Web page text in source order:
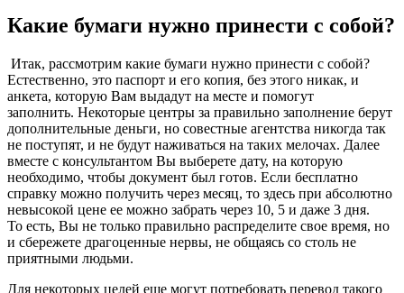
Какие бумаги нужно принести с собой?
Итак, рассмотрим какие бумаги нужно принести с собой?
Естественно, это паспорт и его копия, без этого никак, и
анкета, которую Вам выдадут на месте и помогут
заполнить. Некоторые центры за правильно заполнение берут
дополнительные деньги, но совестные агентства никогда так
не поступят, и не будут наживаться на таких мелочах. Далее
вместе с консультантом Вы выберете дату, на которую
необходимо, чтобы документ был готов. Если бесплатно
справку можно получить через месяц, то здесь при абсолютно
невысокой цене ее можно забрать через 10, 5 и даже 3 дня.
То есть, Вы не только правильно распределите свое время, но
и сбережете драгоценные нервы, не общаясь со столь не
приятными людьми.
Для некоторых целей еще могут потребовать перевод такого